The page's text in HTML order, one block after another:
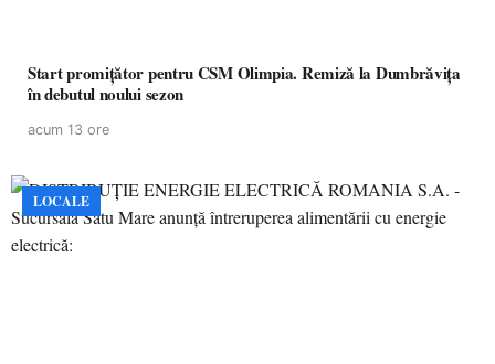
Start promițător pentru CSM Olimpia. Remiză la Dumbrăvița
în debutul noului sezon
acum 13 ore
LOCALE